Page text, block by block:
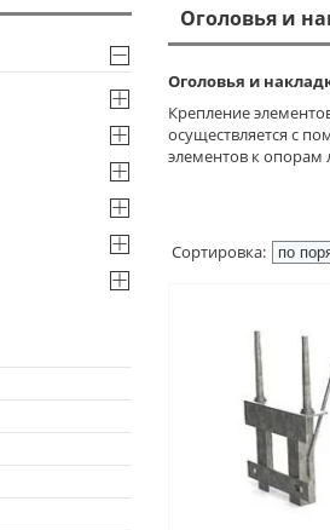
Оголовья и
Оголовья и
Крепление
осуществляется с
элементов к опорам